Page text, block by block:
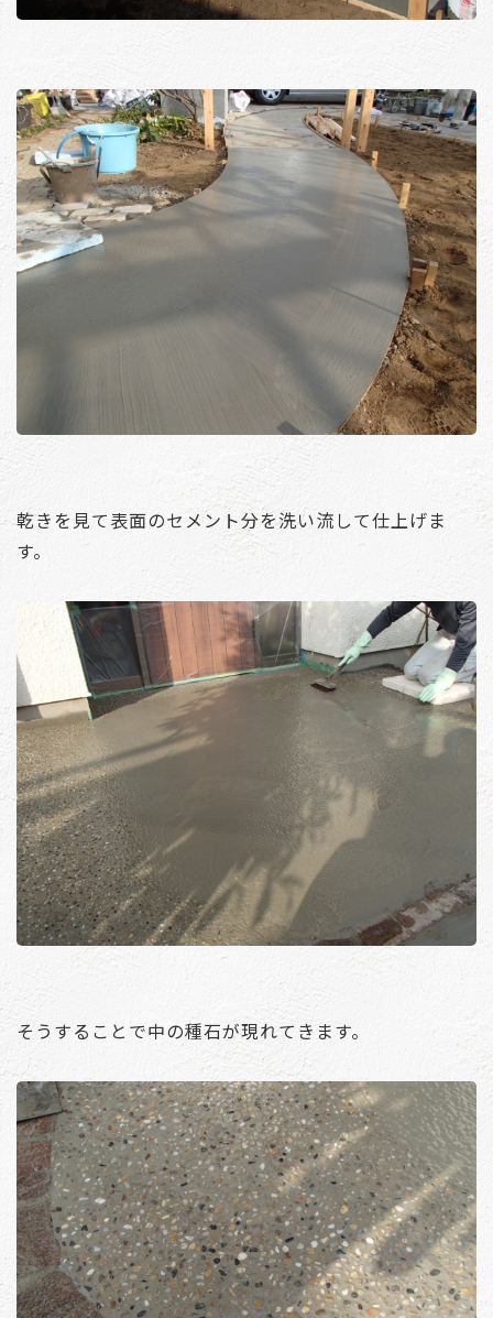
乾きを見て表面のセメント分を洗い流して仕上げま
す。
そうすることで中の種石が現れてきます。